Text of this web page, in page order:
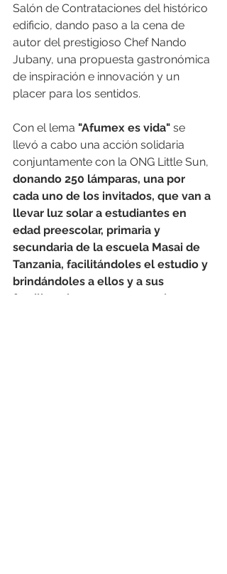
Salón de Contrataciones del histórico
edificio, dando paso a la cena de
autor del prestigioso Chef Nando
Jubany, una propuesta gastronómica
de inspiración e innovación y un
placer para los sentidos.
Con el lema "Afumex es vida" se
llevó a cabo una acción solidaria
conjuntamente con la ONG Little Sun,
donando 250 lámparas, una por
cada uno de los invitados, que van a
llevar luz solar a estudiantes en
edad preescolar, primaria y
secundaria de la escuela Masai de
Tanzania, facilitándoles el estudio y
brindándoles a ellos y a sus
familias, sin acceso a energía